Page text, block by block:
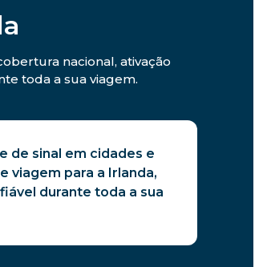
nacional, ativação
toda a sua viagem.
de sinal em cidades e
viagem para a Irlanda,
durante toda a sua